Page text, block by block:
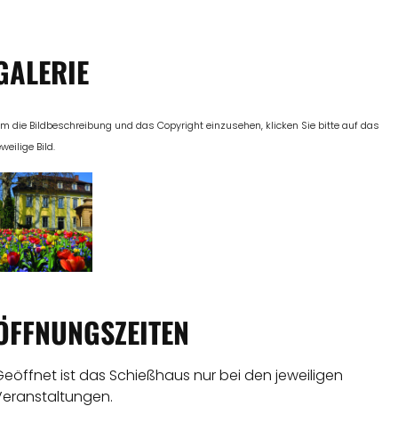
die Bildbeschreibung und das Copyright einzusehen, klicken Sie bitte auf das
Bild.
ist das Schießhaus nur bei den jeweiligen